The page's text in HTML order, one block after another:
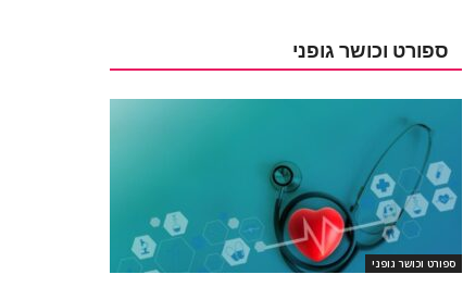
ספורט וכושר גופני
ספורט וכושר גופני